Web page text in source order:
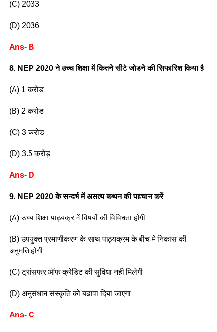
(C) 2033
(D) 2036
Ans- B
8. NEP 2020 ने उच्च शिक्षा में कितने सीटे जोडने की सिफारिश किया है
(A) 1 करोड
(B) 2 करोड
(C) 3 करोड
(D) 3.5 करोड़
Ans- D
9. NEP 2020 के सन्दर्भ में असत्य कथन की पहचान करें
(A) उच्च शिक्षा पाठ्यक्र में विषयों की विविधता होगी
(B) उपयुक्त प्रमाणीकरण के साथ पाठ्यक्रम के बीच में निकास की
अनुमति होगी
(C) ट्रांसफर ऑफ क्रेडिट की सुविधा नही मिलेगी
(D) अनुसंधान संस्कृति को बढावा दिया जाएगा
Ans- C